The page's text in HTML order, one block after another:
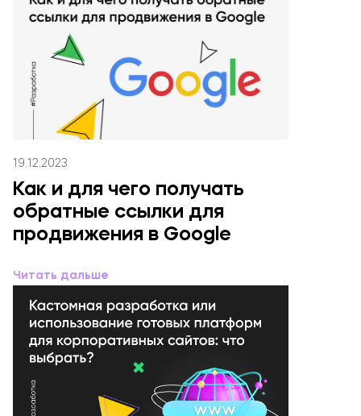
19.12.2023
Как и для чего получать
обратные ссылки для
продвижения в Google
Читать дальше